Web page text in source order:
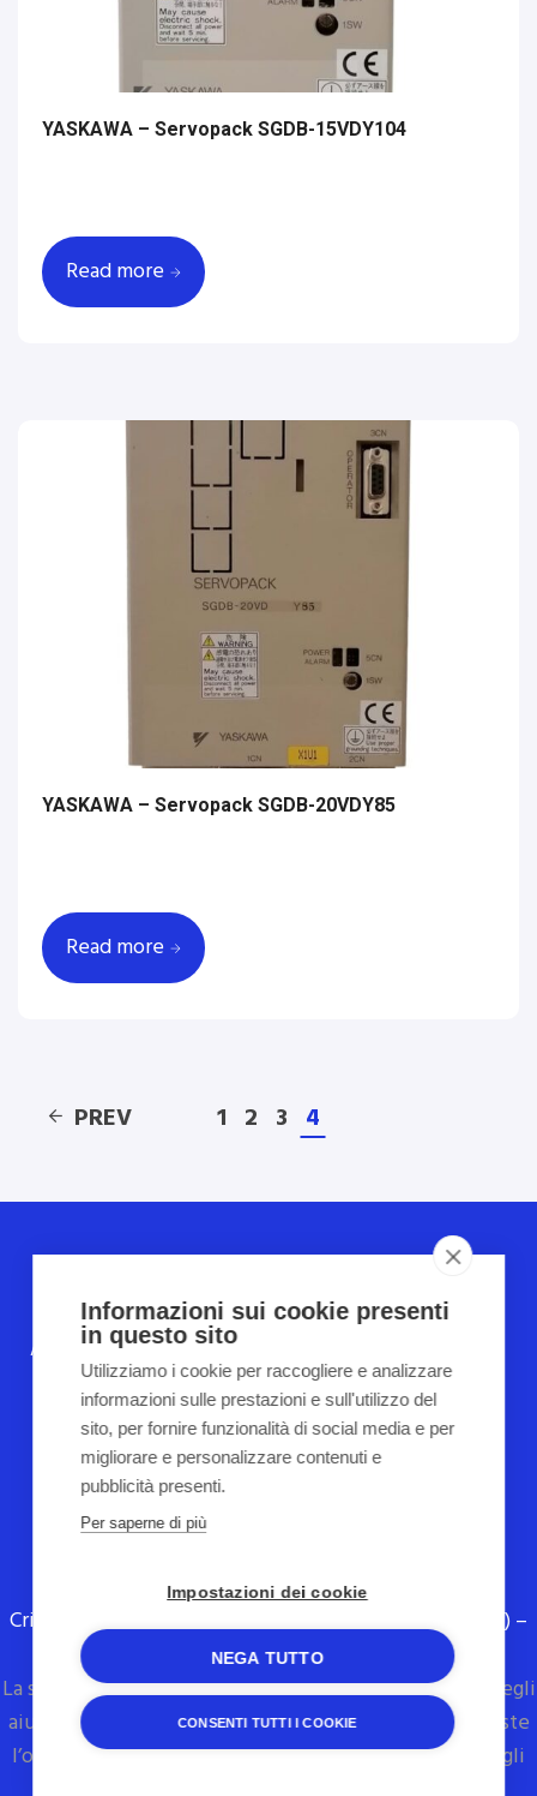
YASKAWA – Servopack SGDB-15VDY104
Read more
YASKAWA – Servopack SGDB-20VDY85
Read more
PREV 1 2 3 4
Automazione IndustrialeAssistenza Tecnica su macchinari
impianti industriali
www.sistemiautomazione.it
Seguici su Facebook
SistemI di Spinelli F. e Intelletto E.V. s.n.c. – Via
Cristoforo Castellaneta, 999 70023 Gioia del Colle (BA) –
P.IVA 07106080729
La società ha ricevuto benefici rientranti nel regime degli
aiuti di Stato e nel regime de minimis per i quali sussiste
l’obbligo di pubblicazione nel Registro Nazionale degli
Informazioni sui cookie presenti
in questo sito
Utilizziamo i cookie per raccogliere e analizzare
informazioni sulle prestazioni e sull'utilizzo del
sito, per fornire funzionalità di social media e per
migliorare e personalizzare contenuti e
pubblicità presenti.
Per saperne di più
Impostazioni dei cookie
NEGA TUTTO
CONSENTI TUTTI I COOKIE